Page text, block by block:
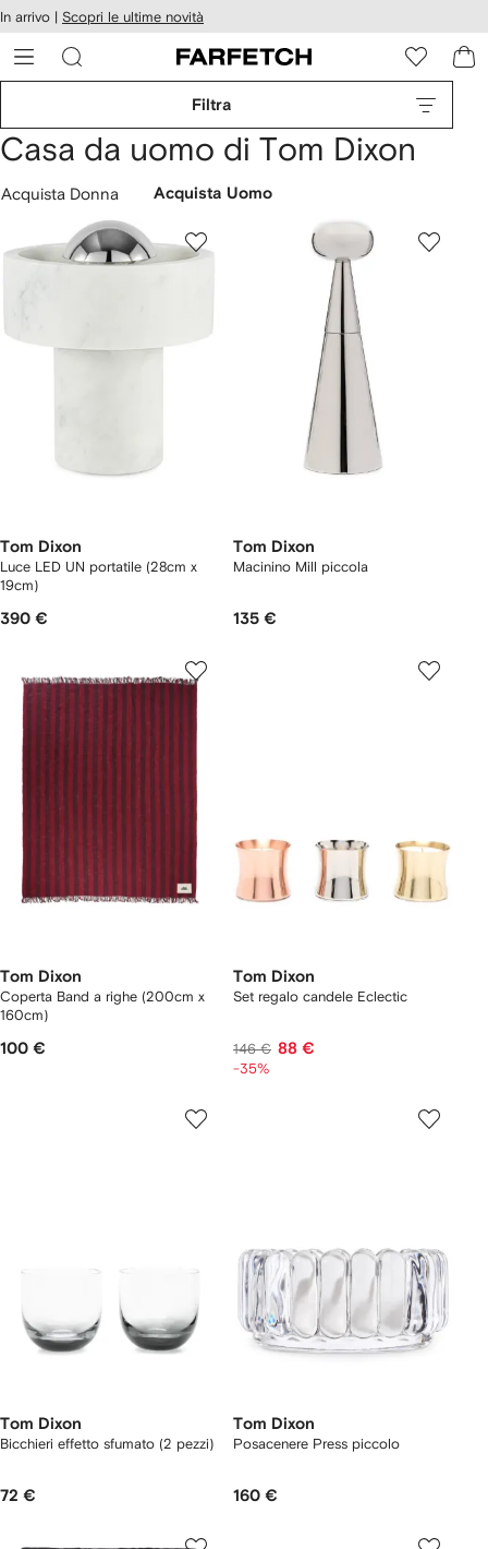
ai
In arrivo | Scopri le ultime novità
Filtra
Casa da uomo di Tom Dixon
Acquista Donna Acquista Uomo
Tom Dixon
Luce LED UN portatile (28cm x
19cm)
390 €
Tom Dixon
Macinino Mill piccola
135 €
Tom Dixon
Coperta Band a righe (200cm x
160cm)
100 €
Tom Dixon
Set regalo candele Eclectic
146 € 88 €
-35%
Tom Dixon
Bicchieri effetto sfumato (2 pezzi)
72 €
Tom Dixon
Posacenere Press piccolo
160 €